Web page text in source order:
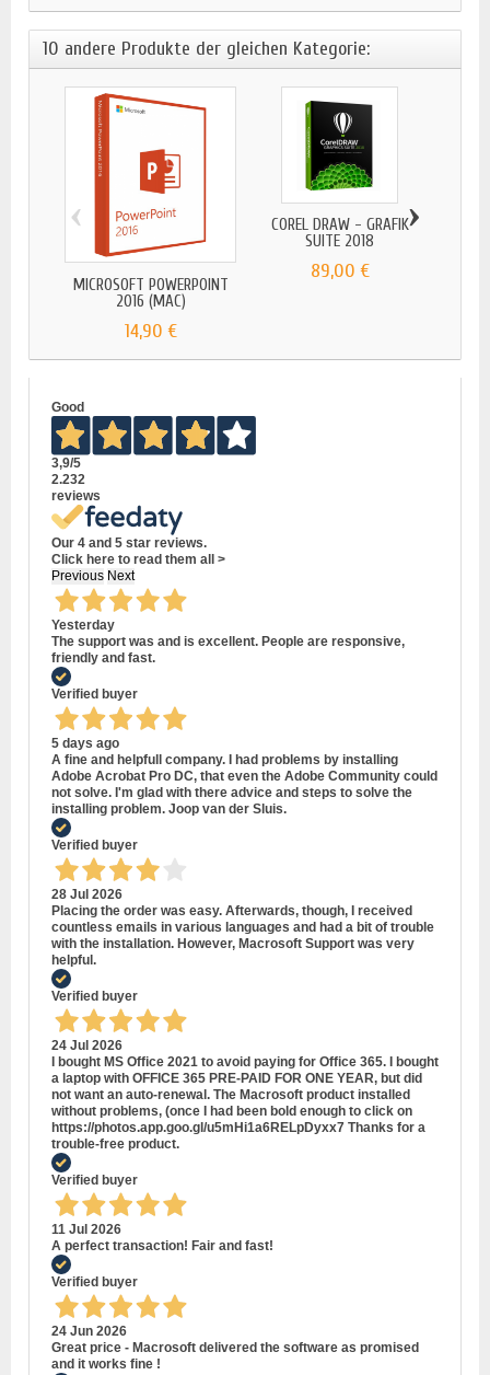
10 andere Produkte der gleichen Kategorie:
MICROSOFT POWERPOINT
2016 (MAC)
14,90 €
COREL DRAW - GRAFIK
SUITE 2018
89,00 €
‹ ›
Good
3,9/5
2.232
reviews
Our 4 and 5 star reviews.
Click here to read them all >
Previous Next
Yesterday
The support was and is excellent. People are responsive,
friendly and fast.
Verified buyer
5 days ago
A fine and helpfull company. I had problems by installing
Adobe Acrobat Pro DC, that even the Adobe Community could
not solve. I'm glad with there advice and steps to solve the
installing problem. Joop van der Sluis.
Verified buyer
28 Jul 2026
Placing the order was easy. Afterwards, though, I received
countless emails in various languages and had a bit of trouble
with the installation. However, Macrosoft Support was very
helpful.
Verified buyer
24 Jul 2026
I bought MS Office 2021 to avoid paying for Office 365. I bought
a laptop with OFFICE 365 PRE-PAID FOR ONE YEAR, but did
not want an auto-renewal. The Macrosoft product installed
without problems, (once I had been bold enough to click on
https://photos.app.goo.gl/u5mHi1a6RELpDyxx7 Thanks for a
trouble-free product.
Verified buyer
11 Jul 2026
A perfect transaction! Fair and fast!
Verified buyer
24 Jun 2026
Great price - Macrosoft delivered the software as promised
and it works fine !